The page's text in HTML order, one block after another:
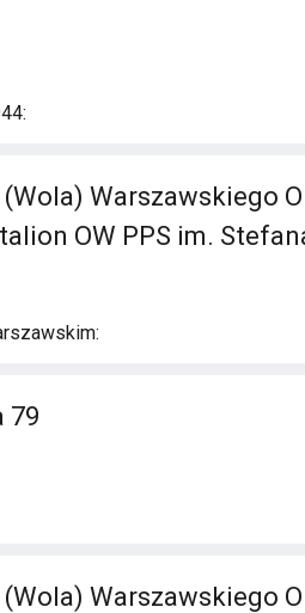
Warszawskiego
OW PPS im.
79
Warszawskiego